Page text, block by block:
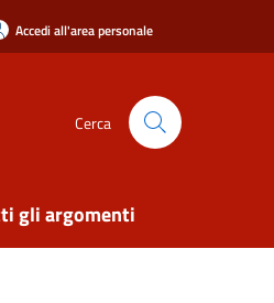
Accedi all'area personale
Cerca
gli argomenti